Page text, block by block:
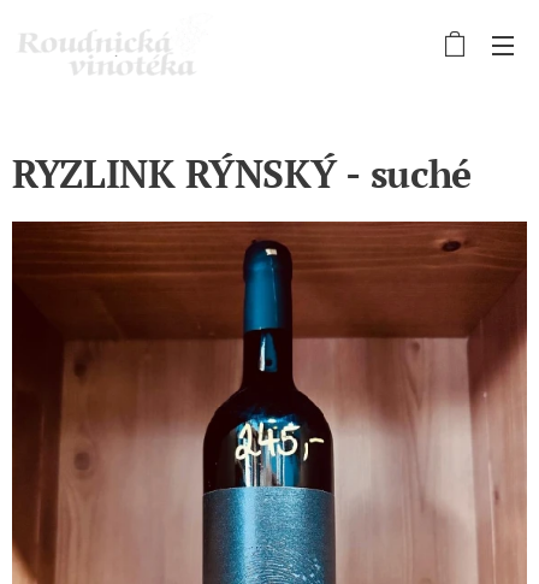
RYZLINK RÝNSKÝ - suché